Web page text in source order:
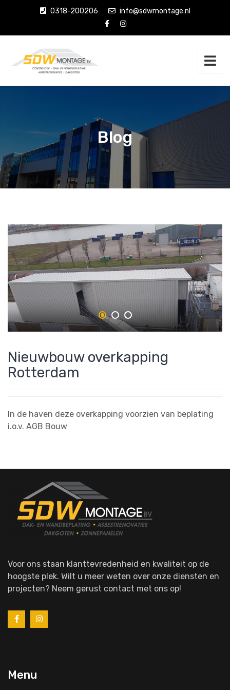
0318-200206 info@sdwmontage.nl
Blog
Nieuwbouw overkapping
Rotterdam
In de haven deze overkapping voorzien van beplating
i.o.v. AGB Bouw
Voor ons staan klanttevredenheid en kwaliteit op de
hoogste plek. Wilt u meer weten over onze diensten en
projecten? Neem gerust contact met ons op!
Menu